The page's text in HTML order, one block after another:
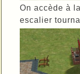
On accède à
escalier